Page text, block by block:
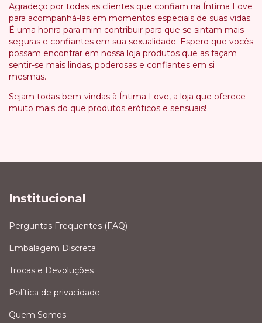
Agradeço por todas as clientes que confiam na Íntima Love
para acompanhá-las em momentos especiais de suas vidas.
É uma honra para mim contribuir para que se sintam mais
seguras e confiantes em sua sexualidade. Espero que vocês
possam encontrar em nossa loja produtos que as façam
sentir-se mais lindas, poderosas e confiantes em si
mesmas.
Sejam todas bem-vindas à Íntima Love, a loja que oferece
muito mais do que produtos eróticos e sensuais!
Institucional
Perguntas Frequentes (FAQ)
Embalagem Discreta
Trocas e Devoluções
Política de privacidade
Quem Somos